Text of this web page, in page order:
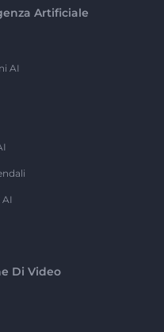
Artificiale
AI
AI
Di Video